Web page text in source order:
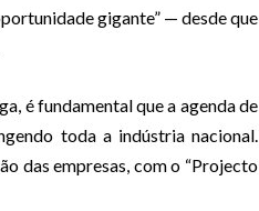
gigante” — desde que
é fundamental que a agenda de
toda a indústria nacional.
das empresas, com o “Projecto